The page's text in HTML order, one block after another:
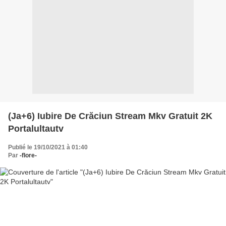
(Ja+6) Iubire De Crăciun Stream Mkv Gratuit 2K
Portalultautv
Publié le 19/10/2021 à 01:40
Par -flore-